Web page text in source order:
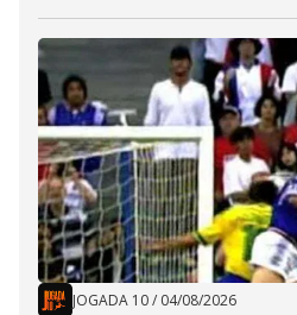
JOGADA 10/ 04/08/2026